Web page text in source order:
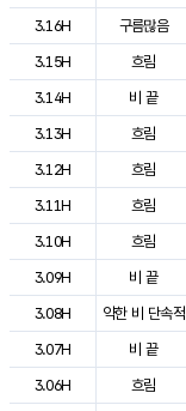
3.16H
구름많음
3.15H
흐림
3.14H
비 끝
3.13H
흐림
3.12H
흐림
3.11H
흐림
3.10H
흐림
3.09H
비 끝
3.08H
약한 비 단속적
3.07H
비 끝
3.06H
흐림